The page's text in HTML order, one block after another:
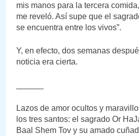
mis manos para la tercera
me reveló. Así supe que el
se encuentra entre los vivos”.
Y, en efecto, dos semanas
noticia era cierta.
Lazos de amor ocultos y
los tres santos: el sagrado Or
Baal Shem Tov y su amado